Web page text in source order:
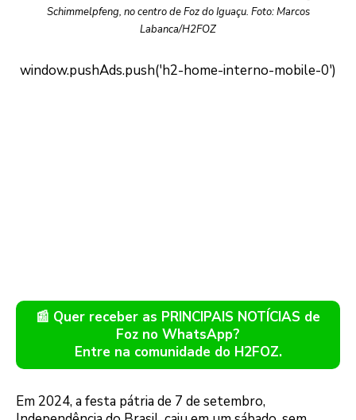
Schimmelpfeng, no centro de Foz do Iguaçu. Foto: Marcos
Labanca/H2FOZ
📰 Quer receber as PRINCIPAIS NOTÍCIAS de
Foz no WhatsApp?
Entre na comunidade do H2FOZ.
Em 2024, a festa pátria de 7 de setembro,